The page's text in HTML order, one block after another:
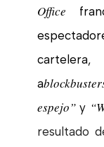
Office
a
espejo”y
resultado